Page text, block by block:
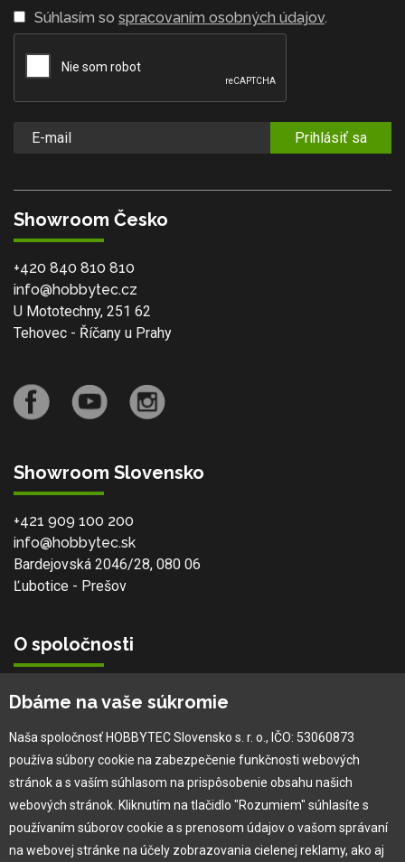
Súhlasím so spracovaním osobných údajov.
Prihlásiť sa
Showroom Česko
+420 840 810 810
info@hobbytec.cz
U Mototechny, 251 62
Tehovec - Říčany u Prahy
Showroom Slovensko
+421 909 100 200
info@hobbytec.sk
Bardejovská 2046/28, 080 06
Ľubotice - Prešov
O spoločnosti
Ochranná známka
Vlastná výroba
Náš Hobbytec tím
Kontaktné údaje
Naša história
Kariéra
Dbáme na vaše súkromie
Naša spoločnosť HOBBYTEC Slovensko s. r. o., IČO: 53060873
používa súbory cookie na zabezpečenie funkčnosti webových
stránok a s vaším súhlasom na prispôsobenie obsahu našich
webových stránok. Kliknutím na tlačidlo "Rozumiem" súhlasíte s
používaním súborov cookie a s prenosom údajov o vašom správaní
na webovej stránke na účely zobrazovania cielenej reklamy, ako aj